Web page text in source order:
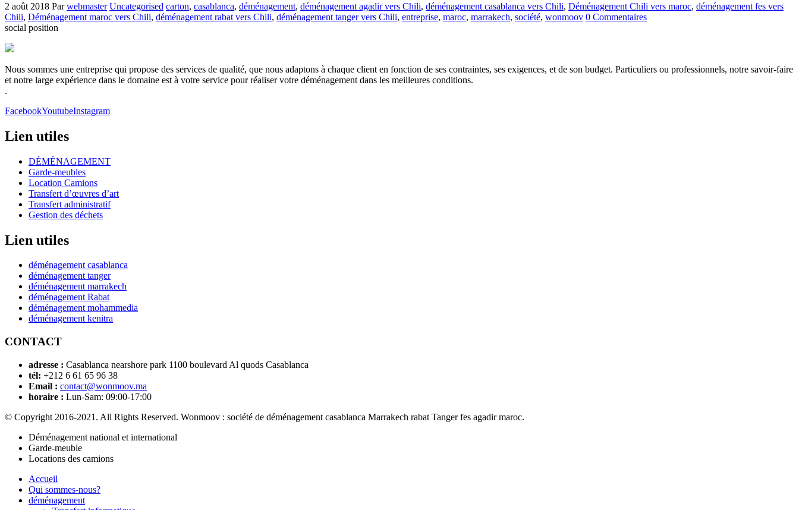
2 août 2018 Parwebmaster Uncategorised carton, casablanca, déménagement, déménagement agadir vers Chili, déménagement casablanca vers Chili, Déménagement Chili vers maroc, déménagement fes vers
Chili, Déménagement maroc vers Chili, déménagement rabat vers Chili, déménagement tanger vers Chili, entreprise, maroc, marrakech, société, wonmoov 0 Commentaires
social position
Nous sommes une entreprise qui propose des services de qualité, que nous adaptons à chaque client en fonction de ses contraintes, ses exigences, et de son budget. Particuliers ou professionnels, notre savoir-faire
et notre large expérience dans le domaine est à votre service pour réaliser votre déménagement dans les meilleures conditions.
.
FacebookYoutubeInstagram
Lien utiles
DÉMÉNAGEMENT
Garde-meubles
Location Camions
Transfert d’œuvres d’art
Transfert administratif
Gestion des déchets
Lien utiles
déménagement casablanca
déménagement tanger
déménagement marrakech
déménagement Rabat
déménagement mohammedia
déménagement kenitra
CONTACT
adresse : Casablanca nearshore park 1100 boulevard Al quods Casablanca
tél: +212 6 61 65 96 38
Email : contact@wonmoov.ma
horaire : Lun-Sam: 09:00-17:00
© Copyright 2016-2021. All Rights Reserved. Wonmoov : société de déménagement casablanca Marrakech rabat Tanger fes agadir maroc.
Déménagement national et international
Garde-meuble
Locations des camions
Accueil
Qui sommes-nous?
déménagement